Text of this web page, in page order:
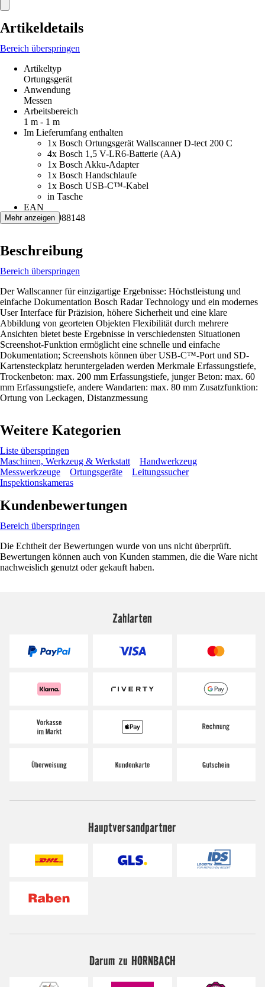
Artikeldetails
Bereich überspringen
Artikeltyp
Ortungsgerät
Anwendung
Messen
Arbeitsbereich
1 m - 1 m
Im Lieferumfang enthalten
1x Bosch Ortungsgerät Wallscanner D-tect 200 C
4x Bosch 1,5 V-LR6-Batterie (AA)
1x Bosch Akku-Adapter
1x Bosch Handschlaufe
1x Bosch USB-C™-Kabel
in Tasche
EAN
3165140988148
Mehr anzeigen
Beschreibung
Bereich überspringen
Der Wallscanner für einzigartige Ergebnisse: Höchstleistung und
einfache Dokumentation Bosch Radar Technology und ein modernes
User Interface für Präzision, höhere Sicherheit und eine klare
Abbildung von georteten Objekten Flexibilität durch mehrere
Ansichten bietet beste Ergebnisse in verschiedensten Situationen
Screenshot-Funktion ermöglicht eine schnelle und einfache
Dokumentation; Screenshots können über USB-C™-Port und SD-
Kartensteckplatz heruntergeladen werden Merkmale Erfassungstiefe,
Trockenbeton: max. 200 mm Erfassungstiefe, junger Beton: max. 60
mm Erfassungstiefe, andere Wandarten: max. 80 mm Zusatzfunktion:
Ortung von Leckagen, Distanzmessung
Weitere Kategorien
Liste überspringen
Maschinen, Werkzeug & Werkstatt
Handwerkzeug
Messwerkzeuge
Ortungsgeräte
Leitungssucher
Inspektionskameras
Kundenbewertungen
Bereich überspringen
Die Echtheit der Bewertungen wurde von uns nicht überprüft.
Bewertungen können auch von Kunden stammen, die die Ware nicht
nachweislich genutzt oder gekauft haben.
Zahlarten
Hauptversandpartner
Darum zu HORNBACH